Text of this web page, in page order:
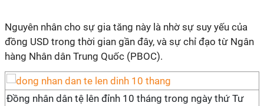
Nguyên nhân cho sự gia tăng này là nhờ sự suy yếu của
đồng USD trong thời gian gần đây, và sự chỉ đạo từ Ngân
hàng Nhân dân Trung Quốc (PBOC).
Đồng nhân dân tệ lên đỉnh 10 tháng trong ngày thứ Tư